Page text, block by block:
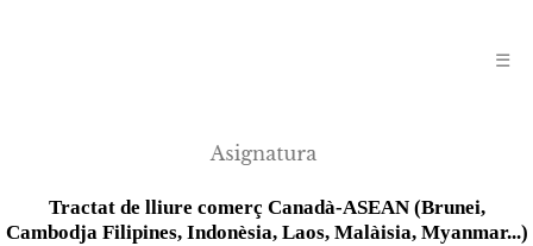
☰
Tractat de lliure comerç Canadà-ASEAN (Brunei,
Cambodja Filipines, Indonèsia, Laos, Malàisia, Myanmar...)